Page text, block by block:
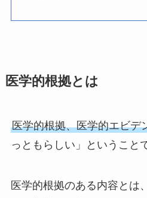
医学的根拠とは
医学的根拠、医学的エビデ
っともらしい」ということ
医学的根拠のある内容とは